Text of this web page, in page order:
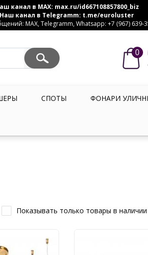
канал в MAX: max.ru/id667108857800_biz
Наш канал в Telegramm: t.me/euroluster
MAX, Telegramm, Whatsapp: +7 (967) 639-
0
СПОТЫ ФОНАРИ
Показывать только товары в наличии